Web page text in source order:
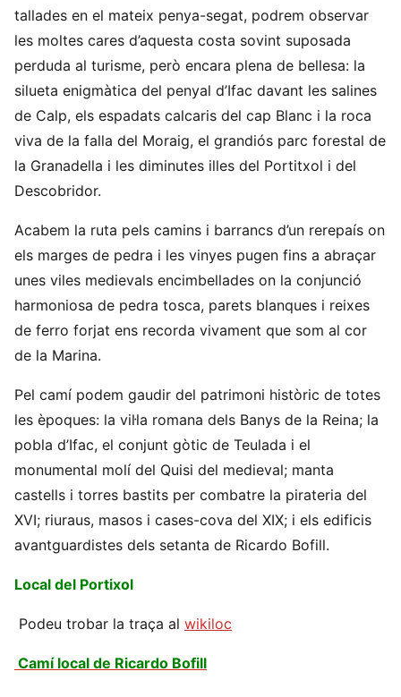
tallades en el mateix penya-segat, podrem observar
les moltes cares d’aquesta costa sovint suposada
perduda al turisme, però encara plena de bellesa: la
silueta enigmàtica del penyal d’Ifac davant les salines
de Calp, els espadats calcaris del cap Blanc i la roca
viva de la falla del Moraig, el grandiós parc forestal de
la Granadella i les diminutes illes del Portitxol i del
Descobridor.
Acabem la ruta pels camins i barrancs d’un rerepaís on
els marges de pedra i les vinyes pugen fins a abraçar
unes viles medievals encimbellades on la conjunció
harmoniosa de pedra tosca, parets blanques i reixes
de ferro forjat ens recorda vivament que som al cor
de la Marina.
Pel camí podem gaudir del patrimoni històric de totes
les èpoques: la vil·la romana dels Banys de la Reina; la
pobla d’Ifac, el conjunt gòtic de Teulada i el
monumental molí del Quisi del medieval; manta
castells i torres bastits per combatre la pirateria del
XVI; riuraus, masos i cases-cova del XIX; i els edificis
avantguardistes dels setanta de Ricardo Bofill.
Local del Portixol
Podeu trobar la traça al wikiloc
Camí local de Ricardo Bofill